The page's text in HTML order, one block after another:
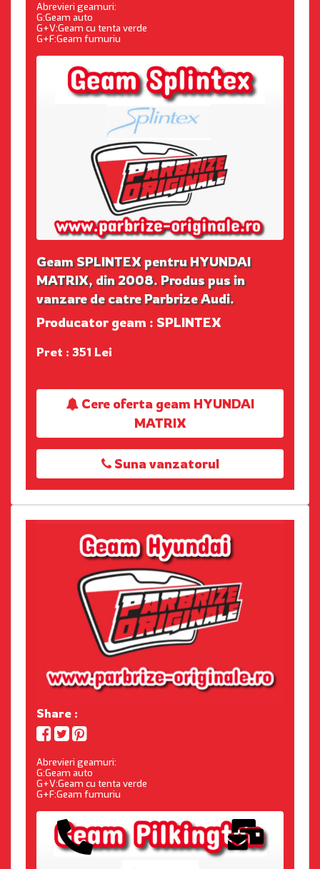
Abrevieri geamuri:
G:Geam auto
G+V:Geam cu tenta verde
G+F:Geam fumuriu
Geam SPLINTEX pentru HYUNDAI
MATRIX, din 2008. Produs pus in
vanzare de catre Parbrize Audi.
Producator geam : SPLINTEX
Pret : 351 Lei
Cere oferta geam HYUNDAI
MATRIX
Suna vanzatorul
Share :
Abrevieri geamuri:
G:Geam auto
G+V:Geam cu tenta verde
G+F:Geam fumuriu